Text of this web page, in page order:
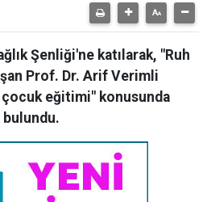
Şenliği'ne katılarak, "Ruh
Prof. Dr. Arif Verimli
eğitimi" konusunda
bulundu.